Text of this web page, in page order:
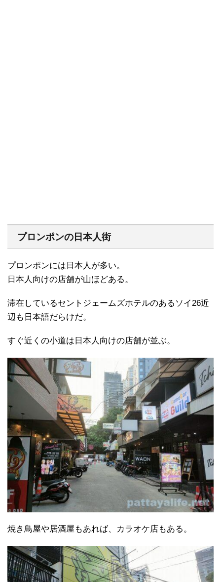
プロンポンの日本人街
プロンポンには日本人が多い。
日本人向けの店舗が山ほどある。
滞在しているセントジェームズホテルのあるソイ26近
辺も日本語だらけだ。
すぐ近くの小道は日本人向けの店舗が並ぶ。
焼き鳥屋や居酒屋もあれば、カラオケ店もある。